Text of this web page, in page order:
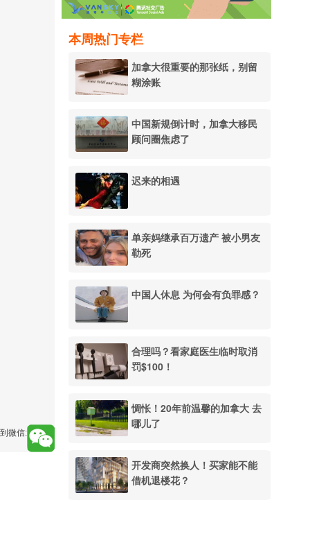
本周热门专栏
加拿大很重要的那张纸，别留
糊涂账
中国新规倒计时，加拿大移民
顾问圈焦虑了
迟来的相遇
单亲妈继承百万遗产 被小男友
勒死
中国人休息 为何会有负罪感？
合理吗？看家庭医生临时取消
罚$100！
惆怅！20年前温馨的加拿大 去
哪儿了
开发商突然换人！买家能不能
借机退楼花？
微信: